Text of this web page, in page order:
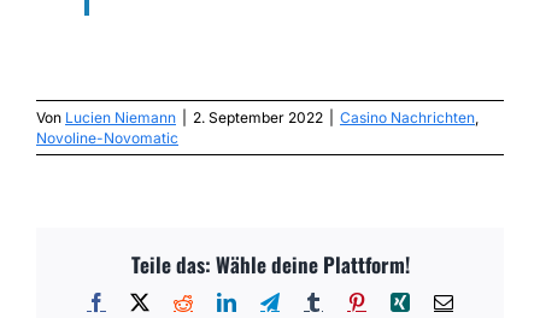
Von Lucien Niemann 2. September 2022 Casino Nachrichten
Novoline-Novomatic
Teile das: Wähle deine Plattform!
Facebook RedditLinkedInTelegramTumblr PinterestXing E-